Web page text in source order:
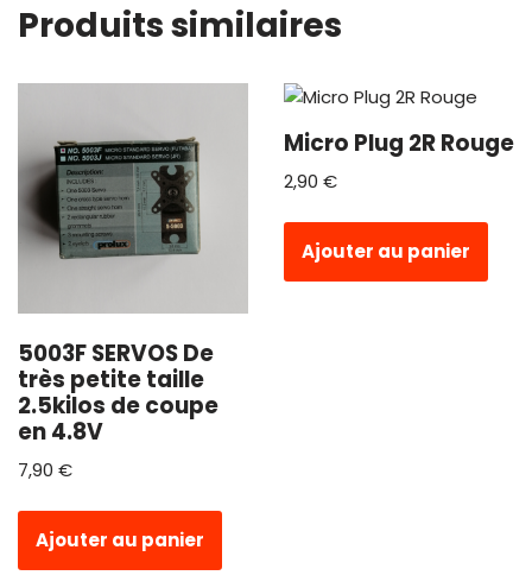
Produits similaires
5003F SERVOS De
très petite taille
2.5kilos de coupe
en 4.8V
7,90 €
Ajouter au panier
Micro Plug 2R Rouge
2,90 €
Ajouter au panier